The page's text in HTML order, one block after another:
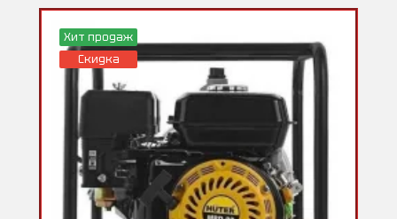
Хит продаж
Скидка